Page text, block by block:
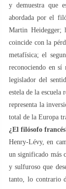
y demuestra que
abordada por el
Martin
coincide con la
metafísica; el
reconociendo en
legislador del
estela de la escuela
representa la
total de la Europa
¿El filósofo
Henry-Lévy, en
un significado más
y sulfuroso que
tanto, lo contrario